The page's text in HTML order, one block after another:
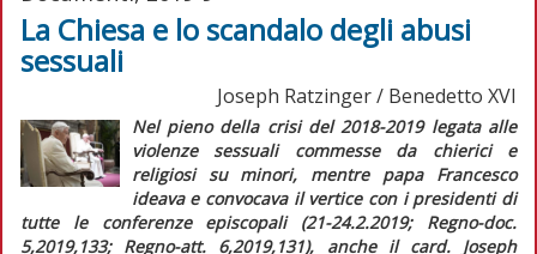
La Chiesa e lo scandalo degli abusi
sessuali
Joseph Ratzinger / Benedetto XVI
Nel pieno della crisi del 2018-2019 legata alle
violenze sessuali commesse da chierici e
religiosi su minori, mentre papa Francesco
ideava e convocava il vertice con i presidenti di
tutte le conferenze episcopali (21-24.2.2019; Regno-doc.
5,2019,133; Regno-att. 6,2019,131), anche il card. Joseph